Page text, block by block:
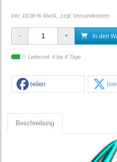
inkl. 19,00 % MwSt., zzgl. Versandkosten
in den
Lieferzeit: 4 bis 6 Tage
teilen
Beschreibung